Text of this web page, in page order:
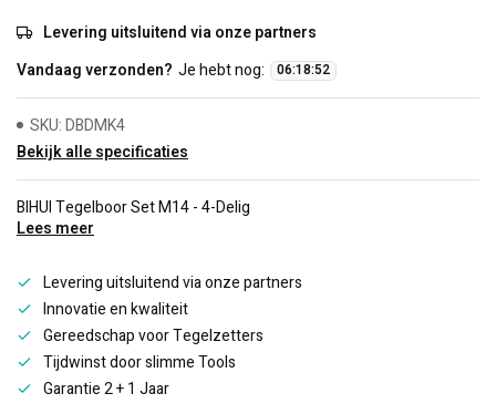
Levering uitsluitend via onze partners
Vandaag verzonden? Je hebt nog: 06:18:52
SKU: DBDMK4
Bekijk alle specificaties
BIHUI Tegelboor Set M14 - 4-Delig
Lees meer
Levering uitsluitend via onze partners
Innovatie en kwaliteit
Gereedschap voor Tegelzetters
Tijdwinst door slimme Tools
Garantie 2 + 1 Jaar